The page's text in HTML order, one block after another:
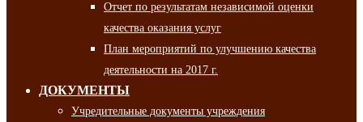
Отчет по результатам независимой оценки
качества оказания услуг
План мероприятий по улучшению качества
деятельности на 2017 г.
ДОКУМЕНТЫ
Учредительные документы учреждения